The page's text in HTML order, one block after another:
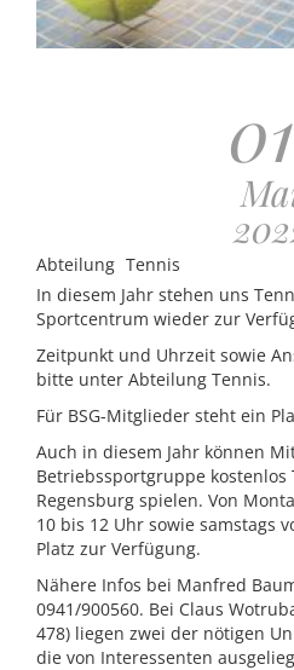
Abteilung Tennis
In diesem Jahr stehen uns
Sportcentrum wieder zur
Zeitpunkt und Uhrzeit sowie
bitte unter Abteilung Tennis.
Für BSG-Mitglieder steht ein
Auch in diesem Jahr können
Betriebssportgruppe
Regensburg spielen. Von
10 bis 12 Uhr sowie samstags
Platz zur Verfügung.
Nähere Infos bei Manfred
0941/900560. Bei Claus
478) liegen zwei der nötigen
die von Interessenten